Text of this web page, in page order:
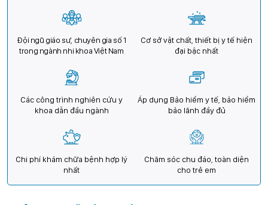
Đội ngũ giáo sư, chuyên gia số 1
trong ngành nhi khoa Việt Nam
Cơ sở vật chất, thiết bị y tế hiện
đại bậc nhất
Các công trình nghiên cứu y
khoa dẫn đầu ngành
Áp dụng Bảo hiểm y tế, bảo hiểm
bảo lãnh đầy đủ
Chi phí khám chữa bệnh hợp lý
nhất
Chăm sóc chu đáo, toàn diện
cho trẻ em